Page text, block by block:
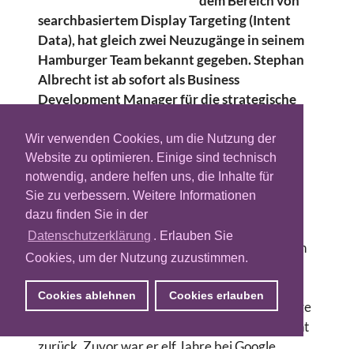
Wir verwenden Cookies, um die Nutzung der
Website zu optimieren. Einige sind technisch
notwendig, andere helfen uns, die Inhalte für
Sie zu verbessern. Weitere Informationen
dazu finden Sie in der
Datenschutzerklärung . Erlauben Sie
Cookies, um der Nutzung zuzustimmen.
Cookies ablehnen Cookies erlauben
searchbasiertem Display Targeting (Intent
Data), hat gleich zwei Neuzugänge in seinem
Hamburger Team bekannt gegeben. Stephan
Albrecht ist ab sofort als Business
Development Manager für die strategische
verantwortlich. Zudem heuert Andreas
Schubert heute als Sales Manager an. Beide
berichten direkt an Sven Bagemihl,
Geschäftsführer des Hamburger Büros von
Captify.
Mit der Erweiterung des Teams will Capify den
deutschen Standort und die
Geschäftsbeziehungen weiter ausbauen und
stärken. Stephan Albrecht blickt auf langjährige
Erfahrungen im Bereich Business Development